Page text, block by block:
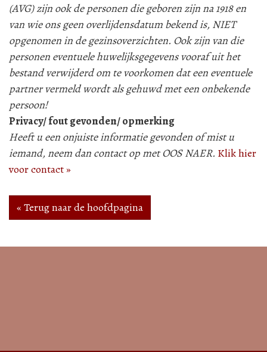
(AVG) zijn ook de personen die geboren zijn na 1918 en
van wie ons geen overlijdensdatum bekend is, NIET
opgenomen in de gezinsoverzichten. Ook zijn van die
personen eventuele huwelijksgegevens vooraf uit het
bestand verwijderd om te voorkomen dat een eventuele
partner vermeld wordt als gehuwd met een onbekende
persoon!
Privacy/ fout gevonden/ opmerking
Heeft u een onjuiste informatie gevonden of mist u
iemand, neem dan contact op met OOS NAER. Klik hier
voor contact »
« Terug naar de hoofdpagina